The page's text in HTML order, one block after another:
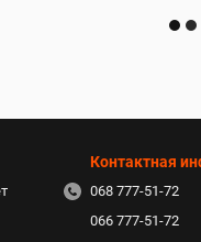
Контактная
068 777-51-72
066 777-51-72